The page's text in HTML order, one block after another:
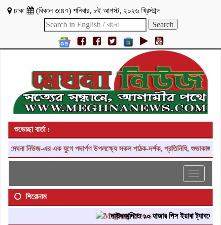
ঢাকা (বিকাল ৩:৪৭) শনিবার, ৮ই আগস্ট, ২০২৬ খ্রিস্টাব্দ
শুভেচ্ছা বার্তা :
মেঘনা নিউজ-এর এক যুগে পদার্পণ উপলক্ষ্যে সকল পাঠক-দর্শক, প্রতিনিধি,
Toggle
শিরোনাম
দাউদকান্দিতে ১০ হাজার পিস ইয়াবা ট্যাবলেট